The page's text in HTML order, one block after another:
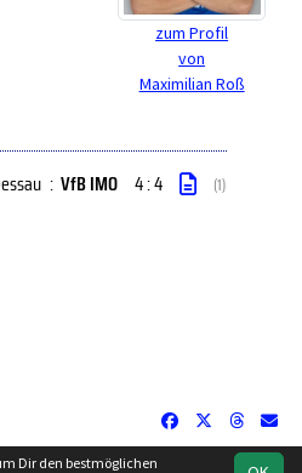
zum Profil
von
Maximilian Roß
: VfB IMO 4 : 4 (1)
Dir den bestmöglichen